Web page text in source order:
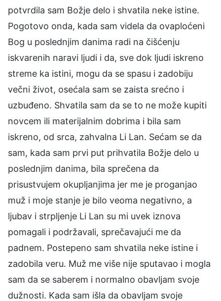
potvrdila sam Božje delo i shvatila neke istine.
Pogotovo onda, kada sam videla da ovaploćeni
Bog u poslednjim danima radi na čišćenju
iskvarenih naravi ljudi i da, sve dok ljudi iskreno
streme ka istini, mogu da se spasu i zadobiju
večni život, osećala sam se zaista srećno i
uzbuđeno. Shvatila sam da se to ne može kupiti
novcem ili materijalnim dobrima i bila sam
iskreno, od srca, zahvalna Li Lan. Sećam se da
sam, kada sam prvi put prihvatila Božje delo u
poslednjim danima, bila sprečena da
prisustvujem okupljanjima jer me je proganjao
muž i moje stanje je bilo veoma negativno, a
ljubav i strpljenje Li Lan su mi uvek iznova
pomagali i podržavali, sprečavajući me da
padnem. Postepeno sam shvatila neke istine i
zadobila veru. Muž me više nije sputavao i mogla
sam da se saberem i normalno obavljam svoje
dužnosti. Kada sam išla da obavljam svoje